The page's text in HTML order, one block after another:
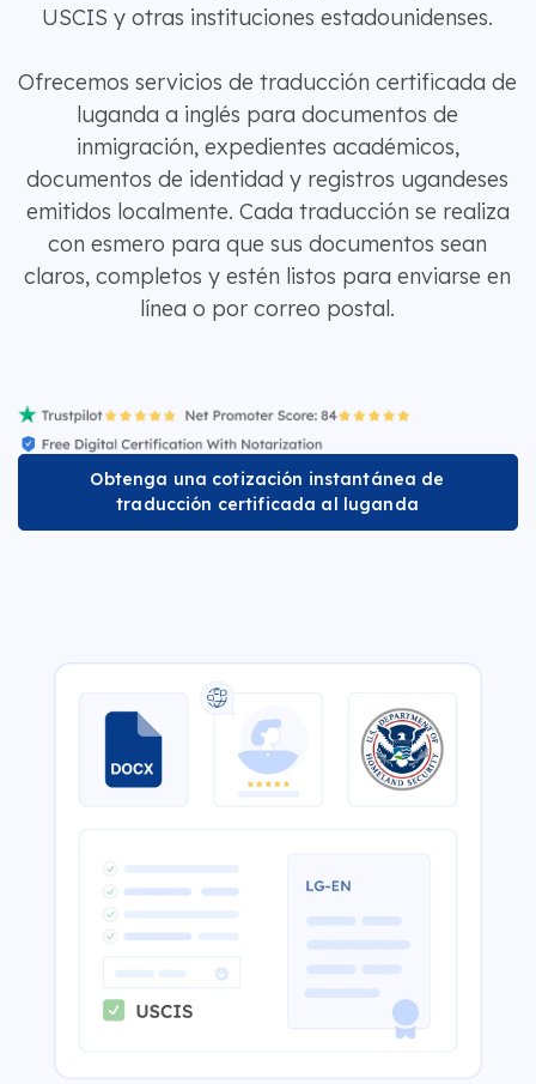
USCIS y otras instituciones estadounidenses.
Ofrecemos servicios de traducción certificada de
luganda a inglés para documentos de
inmigración, expedientes académicos,
documentos de identidad y registros ugandeses
emitidos localmente. Cada traducción se realiza
con esmero para que sus documentos sean
claros, completos y estén listos para enviarse en
línea o por correo postal.
Obtenga una cotización instantánea de
traducción certificada al luganda